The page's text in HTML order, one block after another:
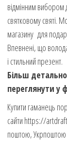
відмінним
святковому святі.
магазину для
Впевнені, що
і стильний презент.
Більш
переглянути у
Купити гаманець
сайти https://
поштою,